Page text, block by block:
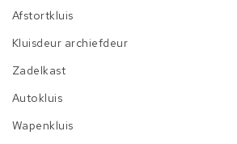
Afstortkluis
Kluisdeur archiefdeur
Zadelkast
Autokluis
Wapenkluis